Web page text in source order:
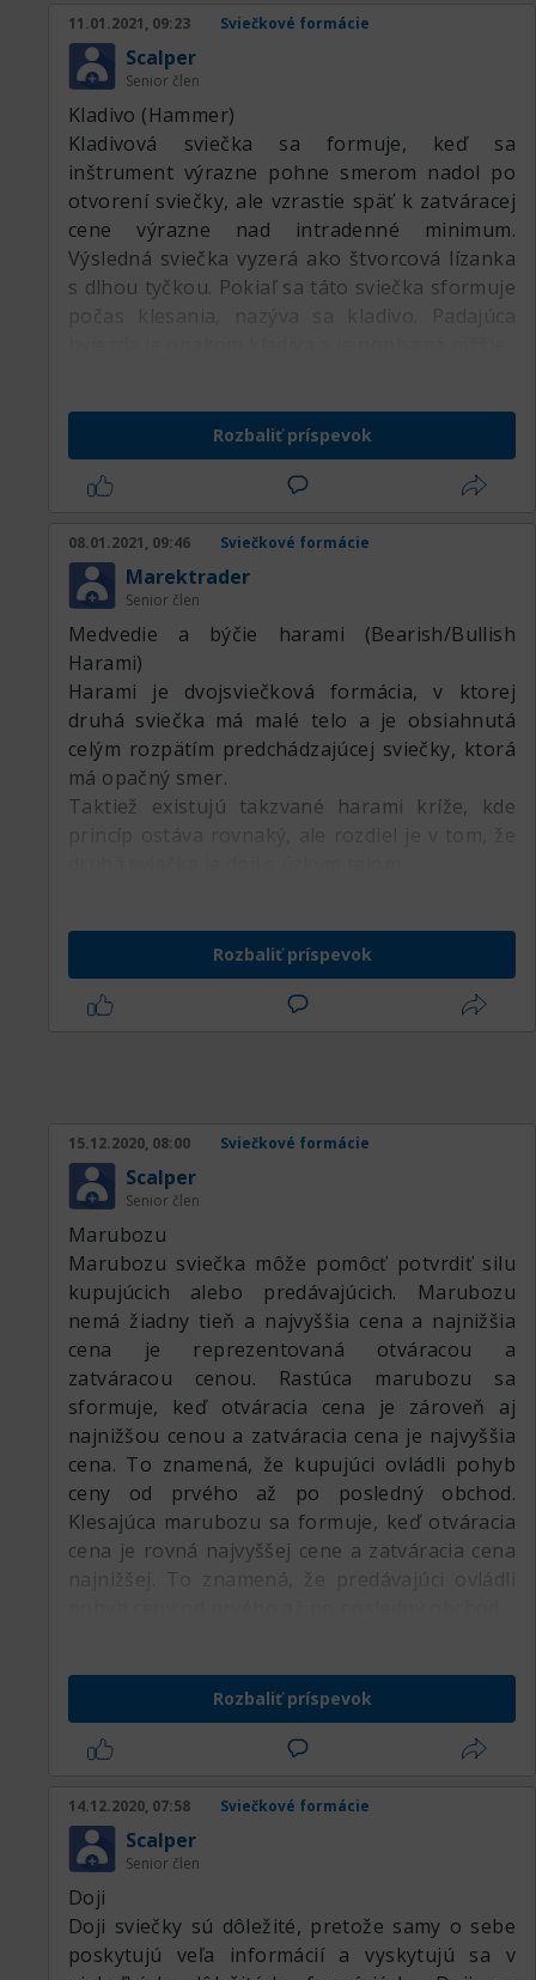
11.01.2021, 09:23 Sviečkové formácie
Scalper
Senior člen
Kladivo (Hammer)
Kladivová sviečka sa formuje, keď sa
inštrument výrazne pohne smerom nadol po
otvorení sviečky, ale vzrastie späť k zatváracej
cene výrazne nad intradenné minimum.
Výsledná sviečka vyzerá ako štvorcová lízanka
s dlhou tyčkou. Pokiaľ sa táto sviečka sformuje
počas klesania, nazýva sa kladivo. Padajúca
Rozbaliť príspevok
08.01.2021, 09:46 Sviečkové formácie
Marektrader
Senior člen
Medvedie a býčie harami (Bearish/Bullish
Harami)
Harami je dvojsviečková formácia, v ktorej
druhá sviečka má malé telo a je obsiahnutá
celým rozpätím predchádzajúcej sviečky, ktorá
má opačný smer.
Taktiež existujú takzvané harami kríže, kde
princíp ostáva rovnaký, ale rozdiel je v tom, že
Rozbaliť príspevok
15.12.2020, 08:00 Sviečkové formácie
Scalper
Senior člen
Marubozu
Marubozu sviečka môže pomôcť potvrdiť silu
kupujúcich alebo predávajúcich. Marubozu
nemá žiadny tieň a najvyššia cena a najnižšia
cena je reprezentovaná otváracou a
zatváracou cenou. Rastúca marubozu sa
sformuje, keď otváracia cena je zároveň aj
najnižšou cenou a zatváracia cena je najvyššia
cena. To znamená, že kupujúci ovládli pohyb
ceny od prvého až po posledný obchod.
Klesajúca marubozu sa formuje, keď otváracia
cena je rovná najvyššej cene a zatváracia cena
najnižšej. To znamená, že predávajúci ovládli
Rozbaliť príspevok
14.12.2020, 07:58 Sviečkové formácie
Scalper
Senior člen
Doji
Doji sviečky sú dôležité, pretože samy o sebe
poskytujú veľa informácií a vyskytujú sa v